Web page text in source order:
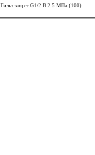
Гильз.защ.ст.G1/2 B 2.5 МПа (100)